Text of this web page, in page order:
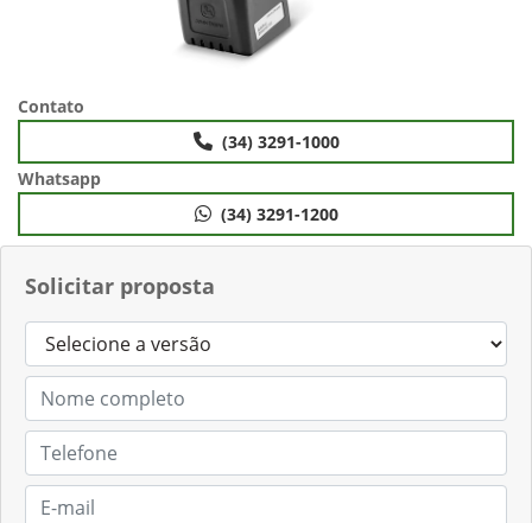
Solicitar proposta
Contato
(34) 3291-1000
Whatsapp
(34) 3291-1200